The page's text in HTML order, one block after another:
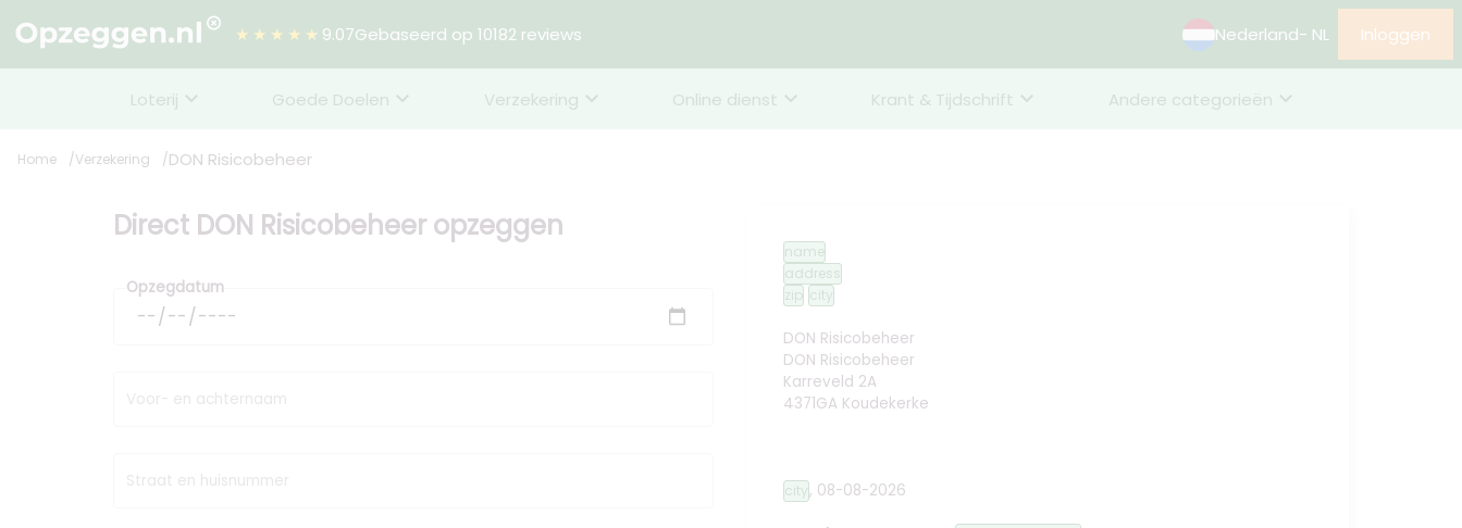
★★★★★ 9.07Gebaseerd op 10182 reviews Nederland- NL Inloggen
Loterij Goede Doelen Verzekering Online dienst Krant & Tijdschrift Andere categorieën
Home Verzekering DON Risicobeheer
Direct DON Risicobeheer opzeggen
Opzegdatum
Voor- en achternaam
Straat en huisnummer
name
address
zip city
DON Risicobeheer
DON Risicobeheer
Karreveld 2A
4371GA Koudekerke
city, 08-08-2026